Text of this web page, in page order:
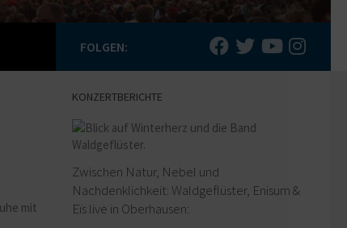
FOLGEN:
KONZERTBERICHTE
Zwischen Natur, Nebel und
Nachdenklichkeit: Waldgeflüster, Enisum &
Eïs live in Oberhausen: